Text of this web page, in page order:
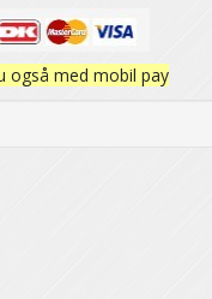
også med mobil pay